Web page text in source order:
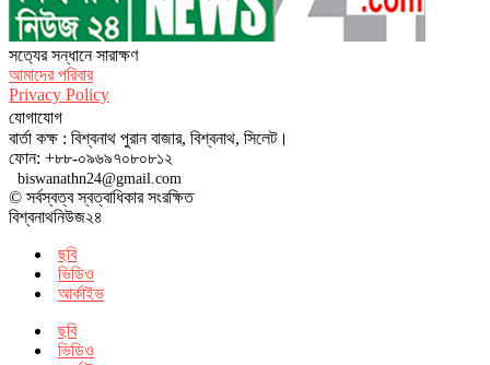
সত‌্যের সন্ধানে সারাক্ষণ
আমাদের পরিবার
Privacy Policy
যোগাযোগ
বার্তা কক্ষ : বিশ্বনাথ পুরান বাজার, বিশ্বনাথ, সিলেট।
ফোন: +৮৮-০৯৬৯৭০৮০৮১২
biswanathn24@gmail.com
© সর্বস্বত্ব স্বত্বাধিকার সংরক্ষিত
বিশ্বনাথনিউজ২৪
ছবি
ভিডিও
আর্কাইভ
ছবি
ভিডিও